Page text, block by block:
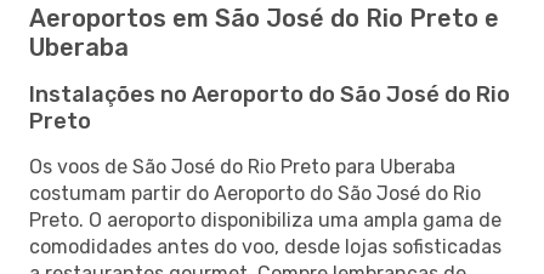
Aeroportos em São José do Rio Preto e
Uberaba
Instalações no Aeroporto do São José do Rio
Preto
Os voos de São José do Rio Preto para Uberaba
costumam partir do Aeroporto do São José do Rio
Preto. O aeroporto disponibiliza uma ampla gama de
comodidades antes do voo, desde lojas sofisticadas